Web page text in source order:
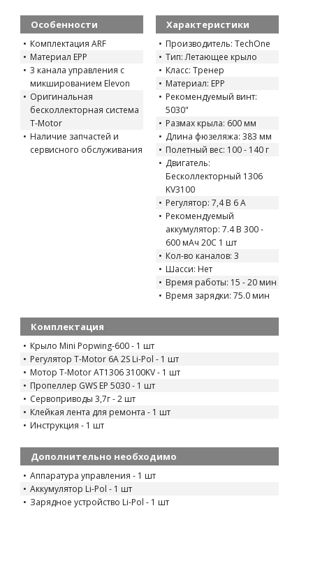
Особенности
Комплектация ARF
Материал EPP
3 канала управления с
микшированием Elevon
Оригинальная
бесколлекторная система
T-Motor
Наличие запчастей и
сервисного обслуживания
Характеристики
Производитель: TechOne
Тип: Летающее крыло
Класс: Тренер
Материал: EPP
Рекомендуемый винт:
5030"
Размах крыла: 600 мм
Длина фюзеляжа: 383 мм
Полетный вес: 100 - 140 г
Двигатель:
Бесколлекторный 1306
KV3100
Регулятор: 7,4 В 6 А
Рекомендуемый
аккумулятор: 7.4 В 300 -
600 мАч 20C 1 шт
Кол-во каналов: 3
Шасси: Нет
Время работы: 15 - 20 мин
Время зарядки: 75.0 мин
Комплектация
Крыло Mini Popwing-600 - 1 шт
Регулятор T-Motor 6A 2S Li-Pol - 1 шт
Мотор T-Motor AT1306 3100KV - 1 шт
Пропеллер GWS EP 5030 - 1 шт
Сервоприводы 3,7г - 2 шт
Клейкая лента для ремонта - 1 шт
Инструкция - 1 шт
Дополнительно необходимо
Аппаратура управления - 1 шт
Аккумулятор Li-Pol - 1 шт
Зарядное устройство Li-Pol - 1 шт